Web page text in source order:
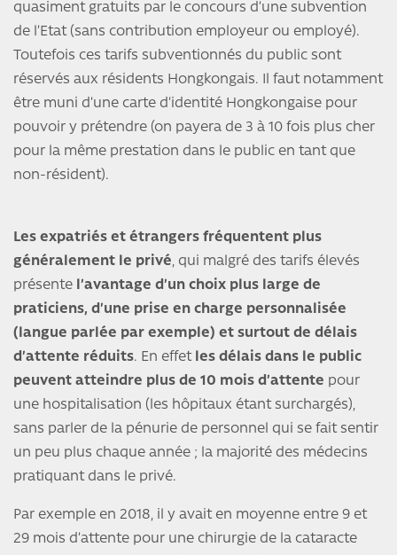
quasiment gratuits par le concours d’une subvention
de l’Etat (sans contribution employeur ou employé).
Toutefois ces tarifs subventionnés du public sont
réservés aux résidents Hongkongais. Il faut notamment
être muni d’une carte d’identité Hongkongaise pour
pouvoir y prétendre (on payera de 3 à 10 fois plus cher
pour la même prestation dans le public en tant que
non-résident).
Les expatriés et étrangers fréquentent plus
généralement le privé, qui malgré des tarifs élevés
présente l’avantage d’un choix plus large de
praticiens, d’une prise en charge personnalisée
(langue parlée par exemple) et surtout de délais
d’attente réduits. En effet les délais dans le public
peuvent atteindre plus de 10 mois d’attente pour
une hospitalisation (les hôpitaux étant surchargés),
sans parler de la pénurie de personnel qui se fait sentir
un peu plus chaque année ; la majorité des médecins
pratiquant dans le privé.
Par exemple en 2018, il y avait en moyenne entre 9 et
29 mois d’attente pour une chirurgie de la cataracte